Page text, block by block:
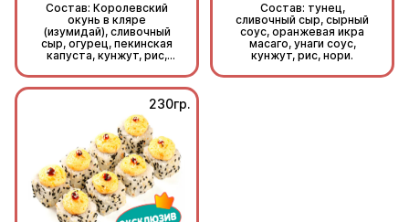
Состав: Королевский
окунь в кляре
(изумидай), сливочный
сыр, огурец, пекинская
капуста, кунжут, рис,
Состав: тунец,
сливочный сыр, сырный
соус, оранжевая икра
масаго, унаги соус,
кунжут, рис, нори.
230гр.